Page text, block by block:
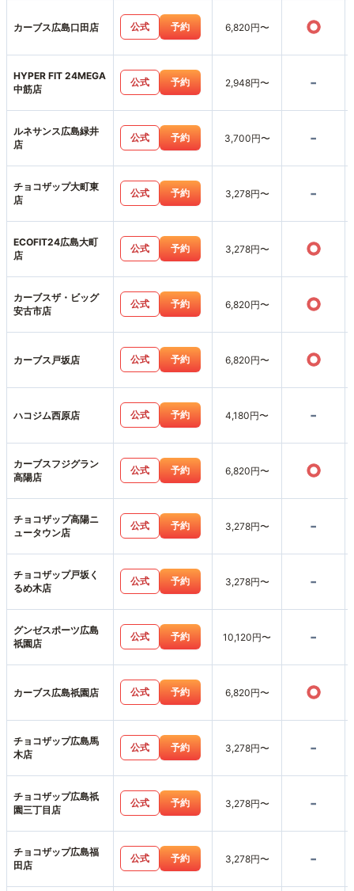
カーブス広島口田店 公式 予約 6,820円〜 ○
HYPER FIT 24MEGA
中筋店
公式 予約 2,948円〜 -
ルネサンス広島緑井
店
公式 予約 3,700円〜 -
チョコザップ大町東
店
公式 予約 3,278円〜 -
ECOFIT24広島大町
店
公式 予約 3,278円〜 ○
カーブスザ・ビッグ
安古市店
公式 予約 6,820円〜 ○
カーブス戸坂店 公式 予約 6,820円〜 ○
ハコジム西原店 公式 予約 4,180円〜 -
カーブスフジグラン
高陽店
公式 予約 6,820円〜 ○
チョコザップ高陽ニ
ュータウン店
公式 予約 3,278円〜 -
チョコザップ戸坂く
るめ木店
公式 予約 3,278円〜 -
グンゼスポーツ広島
祇園店
公式 予約 10,120円〜 -
カーブス広島祇園店 公式 予約 6,820円〜 ○
チョコザップ広島馬
木店
公式 予約 3,278円〜 -
チョコザップ広島祇
園三丁目店
公式 予約 3,278円〜 -
チョコザップ広島福
田店
公式 予約 3,278円〜 -